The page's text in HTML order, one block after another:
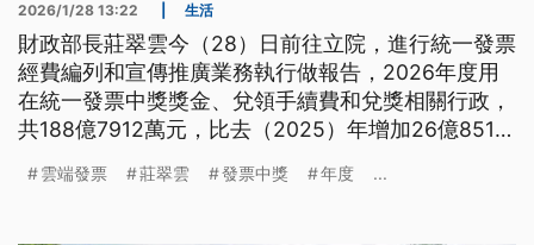
2026/1/28 13:22 生活
財政部長莊翠雲今（28）日前往立院，進行統一發票
經費編列和宣傳推廣業務執行做報告，2026年度用
在統一發票中獎獎金、兌領手續費和兌獎相關行政，
共188億7912萬元，比去（2025）年增加26億8510
項，來提高民眾中獎機率。
雲端發票 莊翠雲 發票中獎 年度 ...